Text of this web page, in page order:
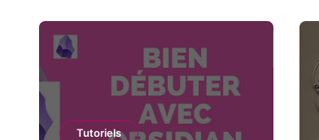
Tutoriels